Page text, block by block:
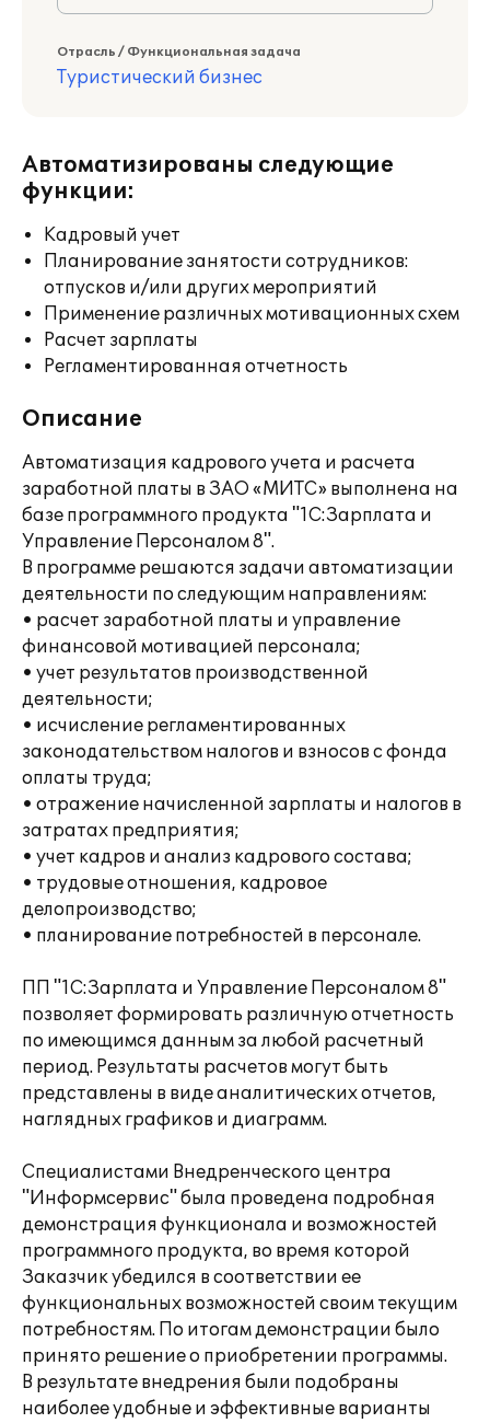
Отрасль / Функциональная задача
Туристический бизнес
Автоматизированы следующие
функции:
Кадровый учет
Планирование занятости сотрудников:
отпусков и/или других мероприятий
Применение различных мотивационных схем
Расчет зарплаты
Регламентированная отчетность
Описание
Автоматизация кадрового учета и расчета
заработной платы в ЗАО «МИТС» выполнена на
базе программного продукта "1С:Зарплата и
Управление Персоналом 8".
В программе решаются задачи автоматизации
деятельности по следующим направлениям:
• расчет заработной платы и управление
финансовой мотивацией персонала;
• учет результатов производственной
деятельности;
• исчисление регламентированных
законодательством налогов и взносов с фонда
оплаты труда;
• отражение начисленной зарплаты и налогов в
затратах предприятия;
• учет кадров и анализ кадрового состава;
• трудовые отношения, кадровое
делопроизводство;
• планирование потребностей в персонале.
ПП "1С:Зарплата и Управление Персоналом 8"
позволяет формировать различную отчетность
по имеющимся данным за любой расчетный
период. Результаты расчетов могут быть
представлены в виде аналитических отчетов,
наглядных графиков и диаграмм.
Специалистами Внедренческого центра
"Информсервис" была проведена подробная
демонстрация функционала и возможностей
программного продукта, во время которой
Заказчик убедился в соответствии ее
функциональных возможностей своим текущим
потребностям. По итогам демонстрации было
принято решение о приобретении программы.
В результате внедрения были подобраны
наиболее удобные и эффективные варианты